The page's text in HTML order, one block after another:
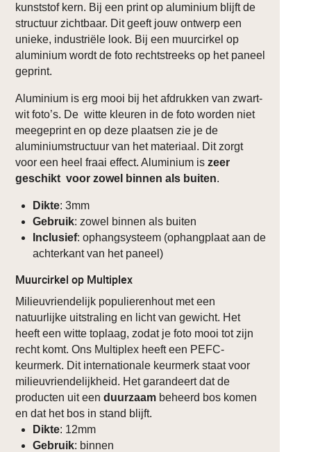
kunststof kern. Bij een print op aluminium blijft de
structuur zichtbaar. Dit geeft jouw ontwerp een
unieke, industriële look. Bij een muurcirkel op
aluminium wordt de foto rechtstreeks op het paneel
geprint.
Aluminium is erg mooi bij het afdrukken van zwart-
wit foto’s. De witte kleuren in de foto worden niet
meegeprint en op deze plaatsen zie je de
aluminiumstructuur van het materiaal. Dit zorgt
voor een heel fraai effect. Aluminium iszeer
geschikt voor zowel binnen als buiten.
Dikte: 3mm
Gebruik: zowel binnen als buiten
Inclusief: ophangsysteem (ophangplaat aan de
achterkant van het paneel)
Muurcirkel op Multiplex
Milieuvriendelijk populierenhout met een
natuurlijke uitstraling en licht van gewicht. Het
heeft een witte toplaag, zodat je foto mooi tot zijn
recht komt. Ons Multiplex heeft een PEFC-
keurmerk. Dit internationale keurmerk staat voor
milieuvriendelijkheid. Het garandeert dat de
producten uit eenduurzaam beheerd bos komen
en dat het bos in stand blijft.
Dikte: 12mm
Gebruik: binnen